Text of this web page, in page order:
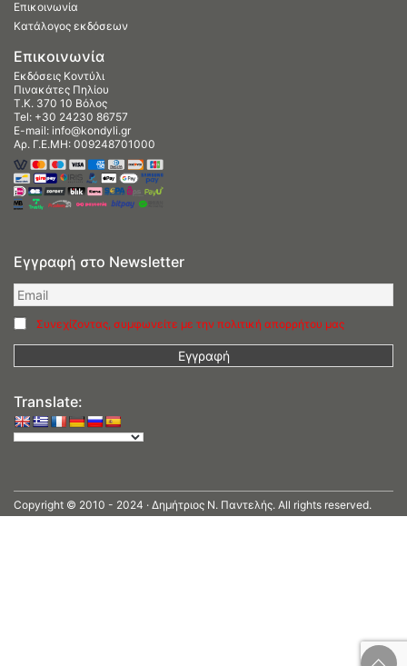
Επικοινωνία
Κατάλογος εκδόσεων
Επικοινωνία
Εκδόσεις Κοντύλι
Πινακάτες Πηλίου
Τ.Κ. 370 10 Βόλος
Tel: +30 24230 86757
E-mail: info@kondyli.gr
Αρ. Γ.Ε.ΜΗ: 009248701000
Εγγραφή στο Newsletter
Συνεχίζοντας, συμφωνείτε με την πολιτική απορρήτου μας
Translate:
Copyright © 2010 - 2024 · Δημήτριος N. Παντελής. All rights reserved.